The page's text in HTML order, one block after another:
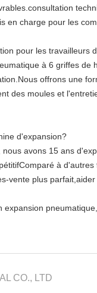
en charge pour les
pour les travailleurs
à 6 griffes
offrons une
des moules et
d'expansion?
avons 15 ans
à
vente plus
expansion pneumatique,
CO., LTD